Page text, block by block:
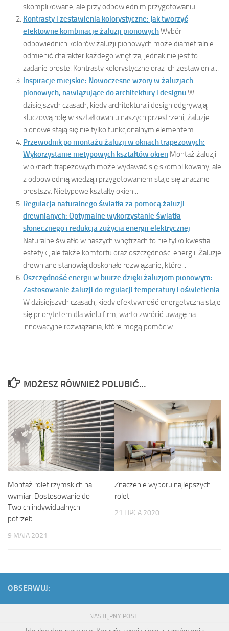
skomplikowane, ale przy odpowiednim przygotowaniu...
Kontrasty i zestawienia kolorystyczne: Jak tworzyć
efektowne kombinacje żaluzji pionowychWybór
odpowiednich kolorów żaluzji pionowych może diametralnie
odmienić charakter każdego wnętrza, jednak nie jest to
zadanie proste. Kontrasty kolorystyczne oraz ich zestawienia...
Inspiracje miejskie: Nowoczesne wzory w żaluzjach
pionowych, nawiązujące do architektury i designuW
dzisiejszych czasach, kiedy architektura i design odgrywają
kluczową rolę w kształtowaniu naszych przestrzeni, żaluzje
pionowe stają się nie tylko funkcjonalnym elementem...
Przewodnik po montażu żaluzji w oknach trapezowych:
Wykorzystanie nietypowych kształtów okien Montaż żaluzji
w oknach trapezowych może wydawać się skomplikowany, ale
z odpowiednią wiedzą i przygotowaniem staje się znacznie
prostszy. Nietypowe kształty okien...
Regulacja naturalnego światła za pomocą żaluzji
drewnianych: Optymalne wykorzystanie światła
słonecznego i redukcja zużycia energii elektrycznej
Naturalne światło w naszych wnętrzach to nie tylko kwestia
estetyki, ale także komfortu oraz oszczędności energii. Żaluzje
drewniane stanowią doskonałe rozwiązanie, które...
Oszczędność energii w biurze dzięki żaluzjom pionowym:
Zastosowanie żaluzji do regulacji temperatury i oświetlenia
W dzisiejszych czasach, kiedy efektywność energetyczna staje
się priorytetem dla wielu firm, warto zwrócić uwagę na
innowacyjne rozwiązania, które mogą pomóc w...
MOŻESZ RÓWNIEŻ POLUBIĆ…
Montaż rolet rzymskich na
wymiar: Dostosowanie do
Twoich indywidualnych
potrzeb
9 MAJA 2021
Znaczenie wyboru najlepszych
rolet
21 LIPCA 2020
OBSERWUJ:
NASTĘPNY POST